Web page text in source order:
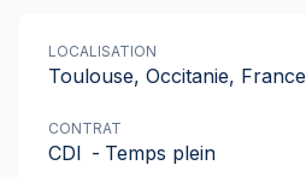
LOCALISATION
Toulouse, Occitanie, France
CONTRAT
CDI - Temps plein